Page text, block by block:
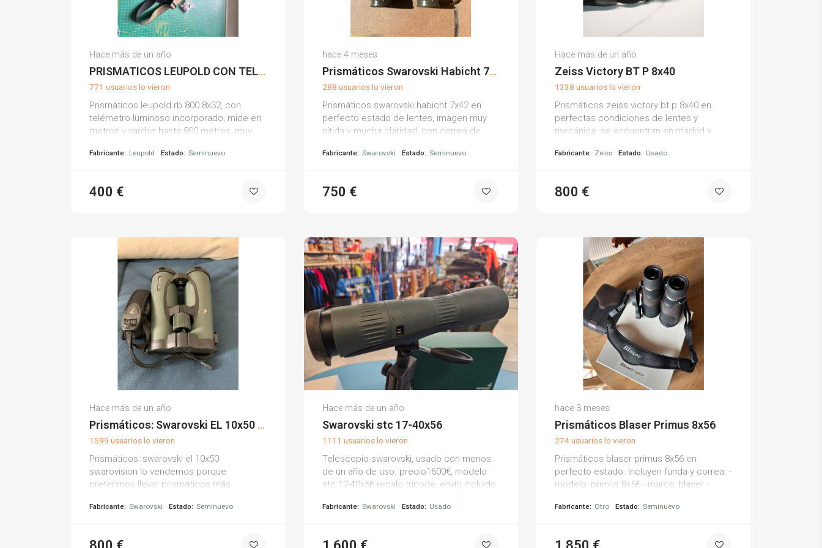
Jesus Maria E.
(0)
Hace más de un año
PRISMATICOS LEUPOLD CON TELEMETRO 850Y
771 usuarios lo vieron
Prismáticos leupold rb 800 8x32, con
telémetro luminoso incorporado, mide en
metros y yardas hasta 800 metros, muy
por cuenta del comprador
Fabricante: Leupold Estado: Seminuevo
400 €
hace 4 meses
Prismáticos Swarovski Habicht 7x42
288 usuarios lo vieron
Prismáticos swarovski habicht 7x42 en
perfecto estado de lentes, imagen muy
nítida y mucha claridad, con correa de
Fabricante: Swarovski Estado: Seminuevo
750 €
Teo R.
(0)
Hace más de un año
Zeiss Victory BT P 8x40
1338 usuarios lo vieron
Prismáticos zeiss victory bt p 8x40 en
perfectas condiciones de lentes y
mecánica. se encuentran en madrid y
Fabricante: Zeiss Estado: Usado
800 €
Garcia G.
Hace más de un año
Prismáticos: Swarovski EL 10x50 Swarovision
1599 usuarios lo vieron
Prismáticos: swarovski el 10x50
swarovision lo vendemos porque
preferimos llevar prismáticos más
hacer senderismo. estado: muy bien
Fabricante: Swarovski Estado: Seminuevo
Oscar P.
(0)
Hace más de un año
Swarovski stc 17-40x56
1111 usuarios lo vieron
Telescopio swarovski, usado con menos
de un año de uso. precio1600€, modelo
stc 17-40x56 regalo tripode, envío incluido
Fabricante: Swarovski Estado: Usado
hace 3 meses
Prismáticos Blaser Primus 8x56
274 usuarios lo vieron
Prismáticos blaser primus 8x56 en
perfecto estado. incluyen funda y correa. -
modelo: primus 8x56 - marca: blaser -
transporte - correa de hombro acolchada
Fabricante: Otro Estado: Seminuevo